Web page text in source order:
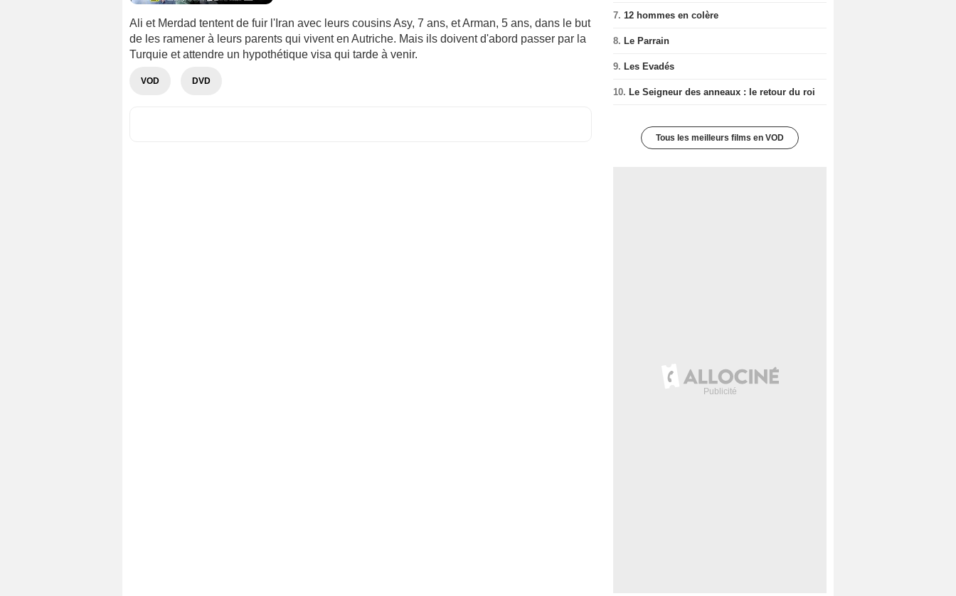
Ali et Merdad tentent de fuir l'Iran avec leurs cousins Asy, 7 ans, et Arman, 5 ans, dans le but
de les ramener à leurs parents qui vivent en Autriche. Mais ils doivent d'abord passer par la
Turquie et attendre un hypothétique visa qui tarde à venir.
VOD DVD
7. 12 hommes en colère
8. Le Parrain
9. Les Evadés
10. Le Seigneur des anneaux : le retour du roi
Tous les meilleurs films en VOD